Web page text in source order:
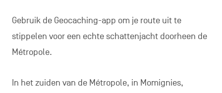
Gebruik de Geocaching-app om je route uit te
stippelen voor een echte schattenjacht doorheen de
Métropole.
In het zuiden van de Métropole, in Momignies,